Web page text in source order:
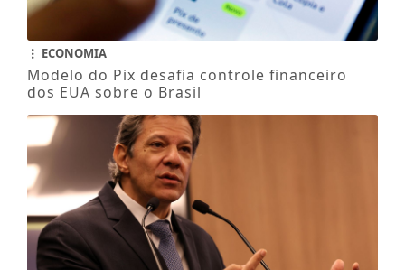
ECONOMIA
Modelo do Pix desafia controle financeiro
dos EUA sobre o Brasil